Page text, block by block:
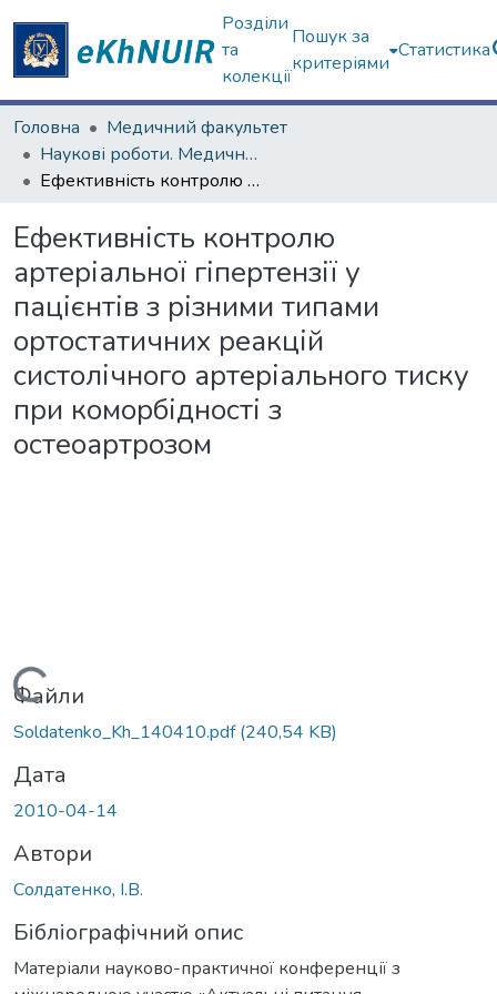
Розділи
та
колекції
Пошук за
критеріями
Статистика
Головна
Медичний факультет
Наукові роботи. Медичний факультет
Ефективність контролю артеріальної гіпертензії у пацієнтів з різними типами ортостатичних реакцій систолічного артеріального тиску при коморбідності з остеоартрозом
Ефективність контролю
артеріальної гіпертензії у
пацієнтів з різними типами
ортостатичних реакцій
систолічного артеріального тиску
при коморбідності з
остеоартрозом
Вантажиться...
Файли
Soldatenko_Kh_140410.pdf(240,54 KB)
Дата
2010-04-14
Автори
Солдатенко, І.В.
Бібліографічний опис
Матеріали науково-практичної конференції з